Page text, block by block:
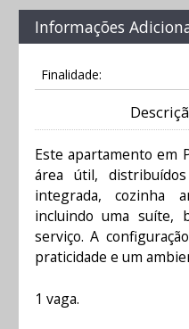
Informações
Finalidade:
Este apartamento em
área útil,
integrada, cozinha
incluindo uma suíte,
serviço. A
praticidade e um
1 vaga.